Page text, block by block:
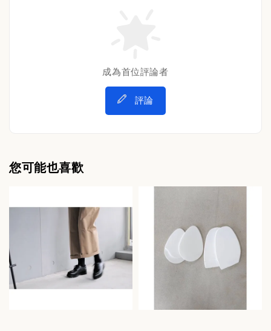
成為首位評論者
評論
您可能也喜歡